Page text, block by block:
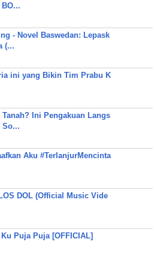
BO...
- Novel Baswedan: Lepask
(...
ini yang Bikin Tim Prabu K
Tanah? Ini Pengakuan Langs
So...
Aku #TerlanjurMencinta
DOL (Official Music Vide
Puja Puja [OFFICIAL]